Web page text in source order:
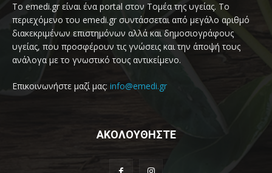
Το emedi.gr είναι ένα portal στον Τομέα της υγείας. Το
περιεχόμενο του emedi.gr συντάσσεται από μεγάλο αριθμό
διακεκριμένων επιστημόνων αλλά και δημοσιογράφους
υγείας, που προσφέρουν τις γνώσεις και την άποψή τους
ανάλογα με το γνωστικό τους αντικείμενο.
Επικοινωνήστε μαζί μας: info@emedi.gr
ΑΚΟΛΟΥΘΗΣΤΕ